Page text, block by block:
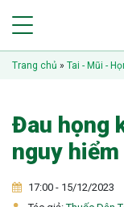
Trang chủ » Tai - Mũi -
Đau họng
nguy
17:00 - 15/12/2023